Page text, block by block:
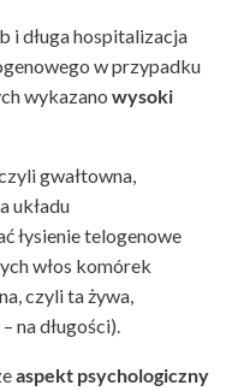
i długa hospitalizacja
w przypadku
wykazano wysoki
czyli gwałtowna,
układu
łysienie telogenowe
włos komórek
czyli ta żywa,
na długości).
aspekt psychologiczny